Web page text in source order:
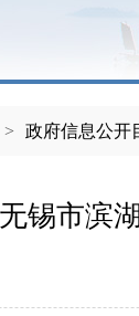
> 政府信息公开
无锡市滨